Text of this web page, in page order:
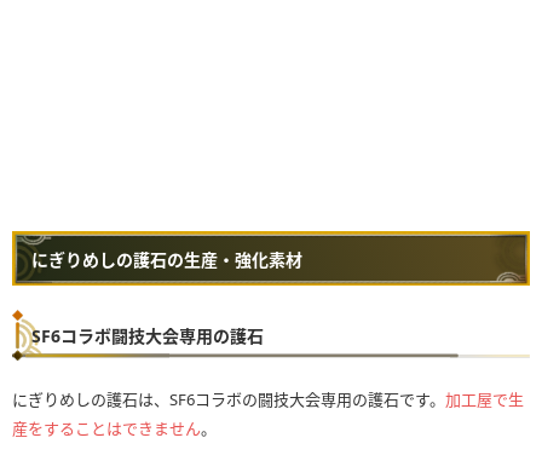
にぎりめしの護石の生産・強化素材
SF6コラボ闘技大会専用の護石
にぎりめしの護石は、SF6コラボの闘技大会専用の護石です。 加工屋で生
産をすることはできません。